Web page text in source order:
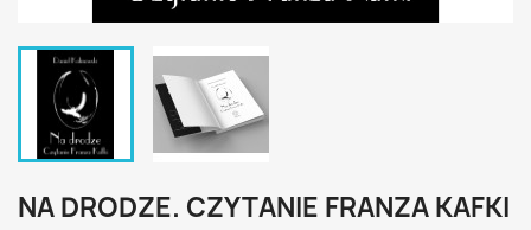
NA DRODZE. CZYTANIE FRANZA KAFKI